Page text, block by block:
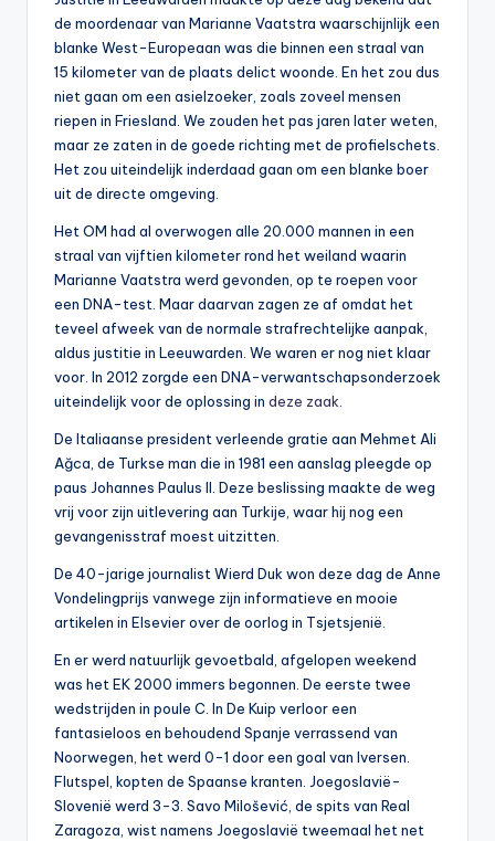
de moordenaar van Marianne Vaatstra waarschijnlijk een
blanke West-Europeaan was die binnen een straal van
15 kilometer van de plaats delict woonde. En het zou dus
niet gaan om een asielzoeker, zoals zoveel mensen
riepen in Friesland. We zouden het pas jaren later weten,
maar ze zaten in de goede richting met de profielschets.
Het zou uiteindelijk inderdaad gaan om een blanke boer
uit de directe omgeving.
Het OM had al overwogen alle 20.000 mannen in een
straal van vijftien kilometer rond het weiland waarin
Marianne Vaatstra werd gevonden, op te roepen voor
een DNA-test. Maar daarvan zagen ze af omdat het
teveel afweek van de normale strafrechtelijke aanpak,
aldus justitie in Leeuwarden. We waren er nog niet klaar
voor. In 2012 zorgde een DNA-verwantschapsonderzoek
uiteindelijk voor de oplossing in deze zaak
De Italiaanse president verleende gratie aan Mehmet Ali
Ağca, de Turkse man die in 1981 een aanslag pleegde op
paus Johannes Paulus II. Deze beslissing maakte de weg
vrij voor zijn uitlevering aan Turkije, waar hij nog een
gevangenisstraf moest uitzitten.
De 40-jarige journalist Wierd Duk won deze dag de Anne
Vondelingprijs vanwege zijn informatieve en mooie
artikelen in Elsevier over de oorlog in Tsjetsjenië.
En er werd natuurlijk gevoetbald, afgelopen weekend
was het EK 2000 immers begonnen. De eerste twee
wedstrijden in poule C. In De Kuip verloor een
fantasieloos en behoudend Spanje verrassend van
Noorwegen, het werd 0-1 door een goal van Iversen.
Flutspel, kopten de Spaanse kranten. Joegoslavië-
Slovenië werd 3-3. Savo Milošević, de spits van Real
Zaragoza, wist namens Joegoslavië tweemaal het net